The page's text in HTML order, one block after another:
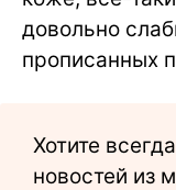
довольно
прописанных
Хотите
новостей из